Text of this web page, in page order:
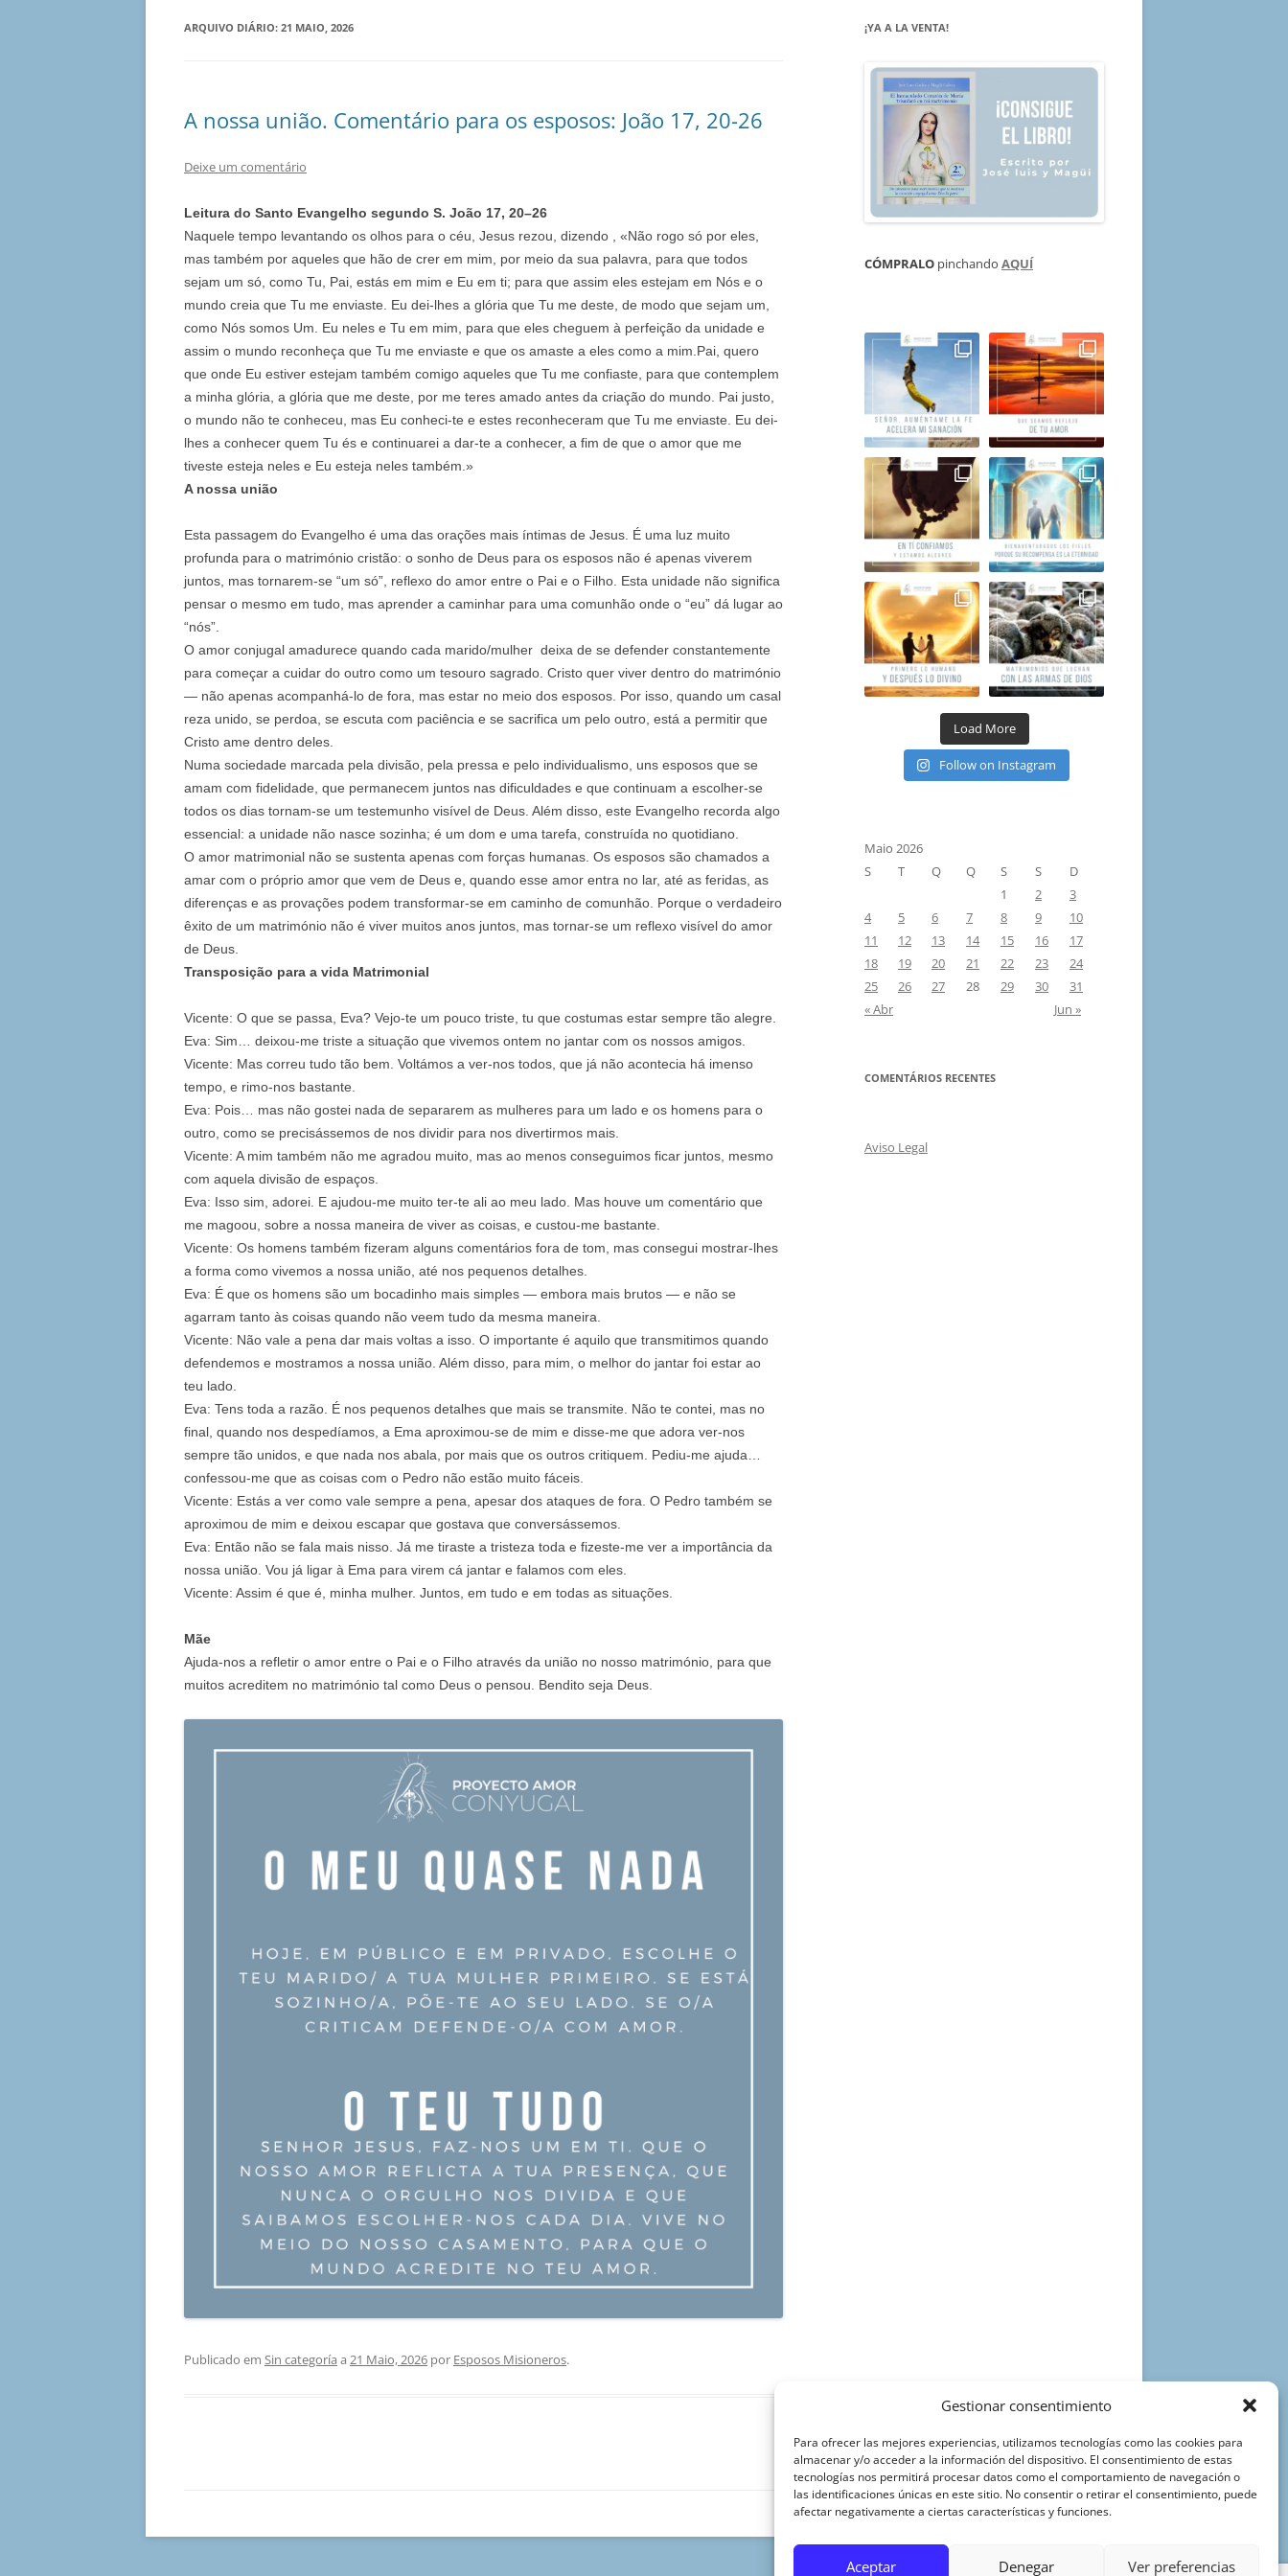
Gestionar consentimiento
Para ofrecer las mejores experiencias, utilizamos tecnologías como las cookies para
almacenar y/o acceder a la información del dispositivo. El consentimiento de estas
tecnologías nos permitirá procesar datos como el comportamiento de navegación o
las identificaciones únicas en este sitio. No consentir o retirar el consentimiento, puede
afectar negativamente a ciertas características y funciones.
Aceptar Denegar Ver preferencias
ARQUIVO DIÁRIO: 21 MAIO, 2026
A nossa união. Comentário para os esposos: João 17, 20-26
Deixe um comentário
Leitura do Santo Evangelho segundo S. João 17, 20–26
Naquele tempo levantando os olhos para o céu, Jesus rezou, dizendo , «Não rogo só por eles,
mas também por aqueles que hão de crer em mim, por meio da sua palavra, para que todos
sejam um só, como Tu, Pai, estás em mim e Eu em ti; para que assim eles estejam em Nós e o
mundo creia que Tu me enviaste. Eu dei-lhes a glória que Tu me deste, de modo que sejam um,
como Nós somos Um. Eu neles e Tu em mim, para que eles cheguem à perfeição da unidade e
assim o mundo reconheça que Tu me enviaste e que os amaste a eles como a mim.Pai, quero
que onde Eu estiver estejam também comigo aqueles que Tu me confiaste, para que contemplem
a minha glória, a glória que me deste, por me teres amado antes da criação do mundo. Pai justo,
o mundo não te conheceu, mas Eu conheci-te e estes reconheceram que Tu me enviaste. Eu dei-
lhes a conhecer quem Tu és e continuarei a dar-te a conhecer, a fim de que o amor que me
tiveste esteja neles e Eu esteja neles também.»
A nossa união
Esta passagem do Evangelho é uma das orações mais íntimas de Jesus. É uma luz muito
profunda para o matrimónio cristão: o sonho de Deus para os esposos não é apenas viverem
juntos, mas tornarem‑se “um só”, reflexo do amor entre o Pai e o Filho. Esta unidade não significa
pensar o mesmo em tudo, mas aprender a caminhar para uma comunhão onde o “eu” dá lugar ao
“nós”.
O amor conjugal amadurece quando cada marido/mulher deixa de se defender constantemente
para começar a cuidar do outro como um tesouro sagrado. Cristo quer viver dentro do matrimónio
— não apenas acompanhá‑lo de fora, mas estar no meio dos esposos. Por isso, quando um casal
reza unido, se perdoa, se escuta com paciência e se sacrifica um pelo outro, está a permitir que
Cristo ame dentro deles.
Numa sociedade marcada pela divisão, pela pressa e pelo individualismo, uns esposos que se
amam com fidelidade, que permanecem juntos nas dificuldades e que continuam a escolher‑se
todos os dias tornam‑se um testemunho visível de Deus. Além disso, este Evangelho recorda algo
essencial: a unidade não nasce sozinha; é um dom e uma tarefa, construída no quotidiano.
O amor matrimonial não se sustenta apenas com forças humanas. Os esposos são chamados a
amar com o próprio amor que vem de Deus e, quando esse amor entra no lar, até as feridas, as
diferenças e as provações podem transformar‑se em caminho de comunhão. Porque o verdadeiro
êxito de um matrimónio não é viver muitos anos juntos, mas tornar‑se um reflexo visível do amor
de Deus.
Transposição para a vida Matrimonial
Vicente: O que se passa, Eva? Vejo‑te um pouco triste, tu que costumas estar sempre tão alegre.
Eva: Sim… deixou‑me triste a situação que vivemos ontem no jantar com os nossos amigos.
Vicente: Mas correu tudo tão bem. Voltámos a ver‑nos todos, que já não acontecia há imenso
tempo, e rimo‑nos bastante.
Eva: Pois… mas não gostei nada de separarem as mulheres para um lado e os homens para o
outro, como se precisássemos de nos dividir para nos divertirmos mais.
Vicente: A mim também não me agradou muito, mas ao menos conseguimos ficar juntos, mesmo
com aquela divisão de espaços.
Eva: Isso sim, adorei. E ajudou‑me muito ter‑te ali ao meu lado. Mas houve um comentário que
me magoou, sobre a nossa maneira de viver as coisas, e custou‑me bastante.
Vicente: Os homens também fizeram alguns comentários fora de tom, mas consegui mostrar‑lhes
a forma como vivemos a nossa união, até nos pequenos detalhes.
Eva: É que os homens são um bocadinho mais simples — embora mais brutos — e não se
agarram tanto às coisas quando não veem tudo da mesma maneira.
Vicente: Não vale a pena dar mais voltas a isso. O importante é aquilo que transmitimos quando
defendemos e mostramos a nossa união. Além disso, para mim, o melhor do jantar foi estar ao
teu lado.
Eva: Tens toda a razão. É nos pequenos detalhes que mais se transmite. Não te contei, mas no
final, quando nos despedíamos, a Ema aproximou‑se de mim e disse‑me que adora ver‑nos
sempre tão unidos, e que nada nos abala, por mais que os outros critiquem. Pediu‑me ajuda…
confessou‑me que as coisas com o Pedro não estão muito fáceis.
Vicente: Estás a ver como vale sempre a pena, apesar dos ataques de fora. O Pedro também se
aproximou de mim e deixou escapar que gostava que conversássemos.
Eva: Então não se fala mais nisso. Já me tiraste a tristeza toda e fizeste‑me ver a importância da
nossa união. Vou já ligar à Ema para virem cá jantar e falamos com eles.
Vicente: Assim é que é, minha mulher. Juntos, em tudo e em todas as situações.
Mãe
Ajuda‑nos a refletir o amor entre o Pai e o Filho através da união no nosso matrimónio, para que
muitos acreditem no matrimónio tal como Deus o pensou. Bendito seja Deus.
Publicado em Sin categoría a 21 Maio, 2026 por Esposos Misioneros.
¡YA A LA VENTA!
CÓMPRALO pinchando AQUÍ
Load More
Follow on Instagram
Maio 2026
S
T Q Q S S
D
1
2
3
4
5 6 7 8 9
10
11
12 13 14 15 16
17
18
19 20 21 22 23
24
25
26 27 28 29 30
31
« Abr
Jun »
COMENTÁRIOS RECENTES
Aviso Legal